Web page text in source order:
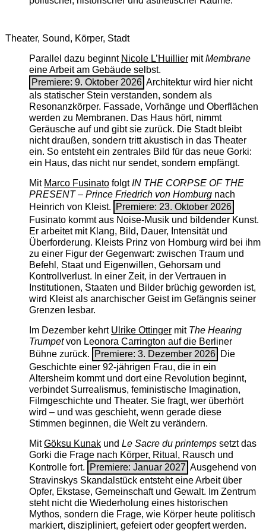
Theater, Sound, Körper, Stadt
Parallel dazu beginnt Nicole L’Huilliermit ­Membrane
eine Arbeit am Gebäude selbst.
Premiere: 9. Oktober 2026 Architektur wird hier nicht
als statischer Stein verstanden, sondern als
Resonanzkörper. Fassade, Vorhänge und Oberflächen
werden zu Membranen. Das Haus hört, nimmt
Geräusche auf und gibt sie zurück. Die Stadt bleibt
nicht draußen, sondern tritt akustisch in das Theater
ein. So entsteht ein zentrales Bild für das neue Gorki:
ein Haus, das nicht nur sendet, sondern empfängt.
Mit Marco FusinatofolgtIN THE CORPSE OF THE
PRESENT – Prince Friedrich von Homburgnach
Heinrich von Kleist.
Premiere: 23. Oktober 2026
Fusinato kommt aus Noise-Musik und bildender Kunst.
Er arbeitet mit Klang, Bild, Dauer, Intensität und
Überforderung. Kleists Prinz von Homburg wird bei ihm
zu einer Figur der Gegenwart: zwischen Traum und
Befehl, Staat und Eigenwillen, Gehorsam und
Kontrollverlust. In einer Zeit, in der Vertrauen in
Institutionen, Staaten und Bilder brüchig geworden ist,
wird Kleist als anarchischer Geist im Gefängnis seiner
Grenzen lesbar.
Im Dezember kehrt Ulrike Ottingermit The ­Hearing
Trumpetvon Leonora Carrington auf die Berliner
Bühne zurück.
Premiere: 3. Dezember 2026 Die
Geschichte einer 92-jährigen Frau, die in ein
Altersheim kommt und dort eine Revolution beginnt,
verbindet Surrealismus, feministische Imagination,
Filmgeschichte und Theater. Sie fragt, wer überhört
wird – und was geschieht, wenn gerade diese
Stimmen beginnen, die Welt zu verändern.
MitGöksu Kunakund Le Sacre du printempssetzt das
Gorki die Frage nach Körper, Ritual, Rausch und
Kontrolle fort.
Premiere: Januar 2027 Ausgehend von
Stravinskys Skandalstück entsteht eine Arbeit über
Opfer, Ekstase, Gemeinschaft und Gewalt. Im Zentrum
steht nicht die Wiederholung eines historischen
Mythos, sondern die Frage, wie Körper heute politisch
markiert, diszipliniert, gefeiert oder geopfert werden.